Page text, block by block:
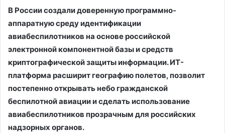
В России создали доверенную программно-
аппаратную среду идентификации
авиабеспилотников на основе российской
электронной компонентной базы и средств
криптографической защиты информации. ИТ-
платформа расширит географию полетов, позволит
постепенно открывать небо гражданской
беспилотной авиации и сделать использование
авиабеспилотников прозрачным для российских
надзорных органов.